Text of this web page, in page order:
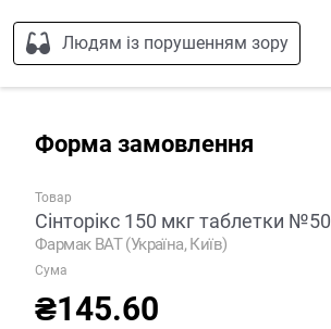
Людям із порушенням зору
Форма замовлення
Товар
Сінторікс 150 мкг таблетки №50
Фармак ВАТ (Україна, Київ)
Сума
₴145.60